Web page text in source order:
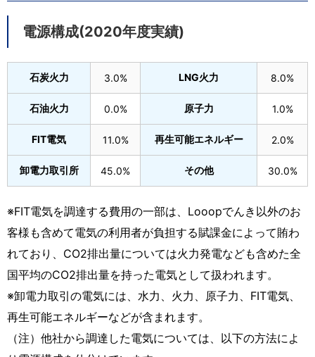
電源構成(2020年度実績)
石炭火力 3.0% LNG火力 8.0%
石油火力 0.0% 原子力 1.0%
FIT電気 11.0% 再生可能エネルギー 2.0%
卸電力取引所 45.0% その他 30.0%
※FIT電気を調達する費用の一部は、Looopでんき以外のお
客様も含めて電気の利用者が負担する賦課金によって賄わ
れており、CO2排出量については火力発電なども含めた全
国平均のCO2排出量を持った電気として扱われます。
※卸電力取引の電気には、水力、火力、原子力、FIT電気、
再生可能エネルギーなどが含まれます。
（注）他社から調達した電気については、以下の方法によ